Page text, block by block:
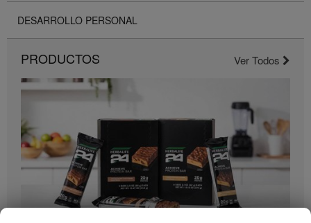
DESARROLLO PERSONAL
PRODUCTOS Ver Todos